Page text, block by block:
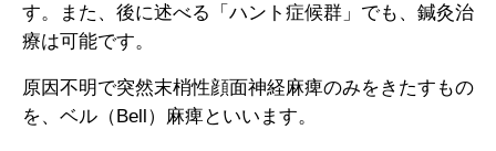
す。また、後に述べる「ハント症候群」でも、鍼灸治
療は可能です。
原因不明で突然末梢性顔面神経麻痺のみをきたすもの
を、ベル（Bell）麻痺といいます。